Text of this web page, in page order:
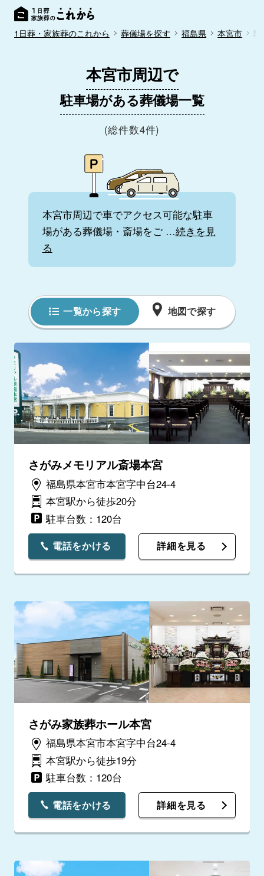
1日葬・家族葬のこれから 葬儀場を探す 福島県 本宮市 駐
本宮市周辺で
駐車場がある葬儀場一覧
(総件数4件)
本宮市周辺で車でアクセス可能な駐車
場がある葬儀場・斎場をご …続きを見
る
一覧から探す 地図で探す
さがみメモリアル斎場本宮
福島県本宮市本宮字中台24-4
本宮駅から徒歩20分
駐車台数：120台
電話をかける 詳細を見る
さがみ家族葬ホール本宮
福島県本宮市本宮字中台24-4
本宮駅から徒歩19分
駐車台数：120台
電話をかける 詳細を見る